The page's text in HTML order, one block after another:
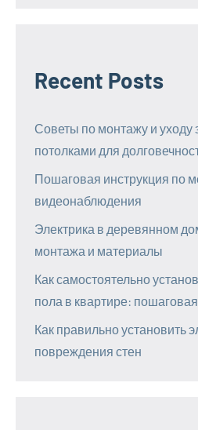
Recent Posts
Советы по монтажу и уходу
потолками для
Пошаговая инструкция по
видеонаблюдения
Электрика в деревянном
монтажа и материалы
Как самостоятельно
пола в квартире:
Как правильно установить
повреждения стен